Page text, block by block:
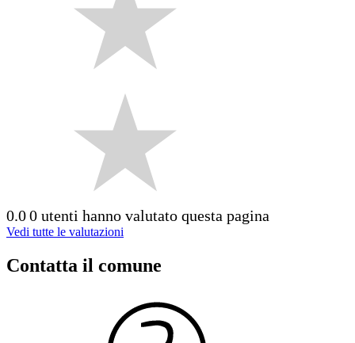
0.00 utenti hanno valutato questa pagina
Vedi tutte le valutazioni
Contatta il comune